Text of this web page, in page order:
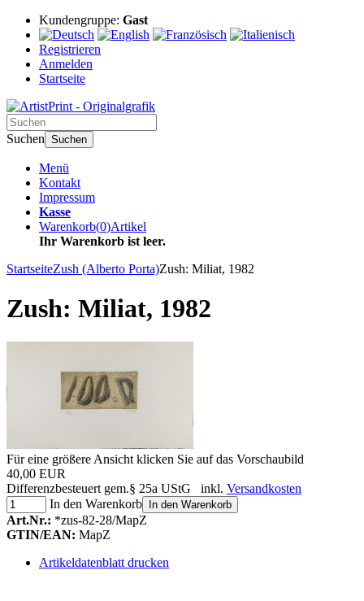
Kundengruppe: Gast
Registrieren
Anmelden
Startseite
Suchen Suchen
Menü
Kontakt
Impressum
Kasse
Warenkorb(0)Artikel
Ihr Warenkorb ist leer.
StartseiteZush (Alberto Porta)Zush: Miliat, 1982
Zush: Miliat, 1982
Für eine größere Ansicht klicken Sie auf das Vorschaubild
40,00 EUR
Differenzbesteuert gem.§ 25a UStG inkl. Versandkosten
In den Warenkorb
In den Warenkorb
Art.Nr.: *zus-82-28/MapZ
GTIN/EAN: MapZ
Artikeldatenblatt drucken